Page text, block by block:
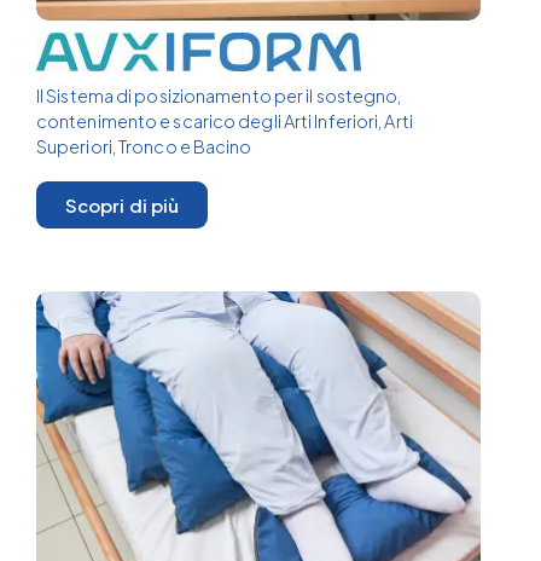
Il Sistema di posizionamento per il sostegno,
contenimento e scarico degli Arti Inferiori, Arti
Superiori, Tronco e Bacino
Scopri di più